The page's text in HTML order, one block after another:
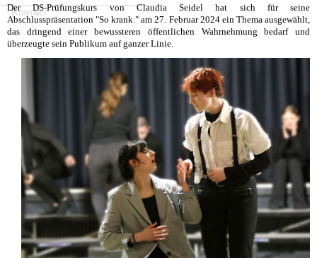
Kontakt
Der DS-Prüfungskurs von Claudia Seidel hat sich für seine
Abschlusspräsentation "So krank." am 27. Februar 2024 ein Thema ausgewählt,
das dringend einer bewussteren öffentlichen Wahrnehmung bedarf und
überzeugte sein Publikum auf ganzer Linie.